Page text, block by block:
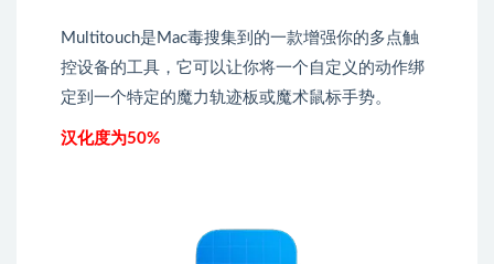
Multitouch是Mac毒搜集到的一款增强你的多点触
控设备的工具，它可以让你将一个自定义的动作绑
定到一个特定的魔力轨迹板或魔术鼠标手势。
汉化度为50%